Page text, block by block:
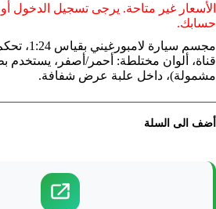
الأسعار غير متاحة. يرجى تسجيل الدخول أو
حسابك.
مشمولة)، داخل علبة عرض شفافة.
أضف الى السلة